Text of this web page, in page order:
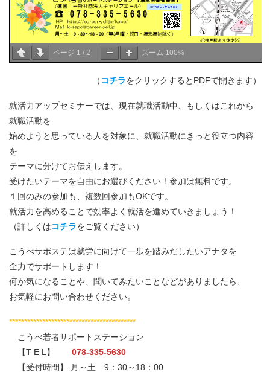
ページ 1 / 2 ズーム 100%
（ コチラをクリックするとPDFで開きます）
就活力アップセミナーでは、現在就職活動中、もしくはこれから
就職活動を
始めようと思っている人を対象に、就職活動にきっと役立つ内容
を
テーマに分けてお伝えします。
受けたいテーマを自由にお選びください！参加は無料です。
１回のみの参加も、複数回参加もOKです。
就活力を高めることで効率よく就活を進めていきましょう！
（詳しくはコチラをご覧ください）
こうべサポステは就労に向けて一歩を踏みだしたいアナタを
全力でサポートします！
何か気になることや、聞いてみたいことなどがありましたら、
お気軽にお問い合わせください。
******************************************
こうべ若者サポートステーション
【T E L】 078-335-5630
【受付時間】 月～土 9：30～18：00